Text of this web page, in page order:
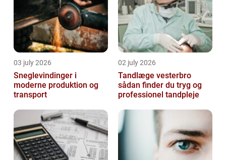
03 july 2026
Sneglevindinger i
moderne produktion og
transport
02 july 2026
Tandlæge vesterbro
sådan finder du tryg og
professionel tandpleje